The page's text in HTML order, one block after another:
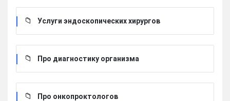
Услуги эндоскопических хирургов
Про диагностику организма
Про онкопроктологов